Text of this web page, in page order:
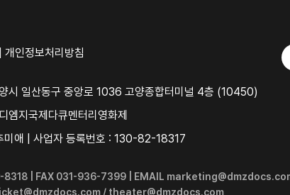
개인정보처리방침
시 일산동구 중앙로 1036 고양종합터미널 4층 (10450)
엠지국제다큐멘터리영화제
미애 | 사업자 등록번호 : 130-82-18317
8318 | FAX 031-936-7399 | EMAIL
/ theater@dmzdocs.com